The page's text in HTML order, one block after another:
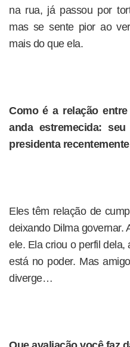
na rua, já passou por
mas se sente pior ao
mais do que ela.
Como é a relação
anda estremecida:
presidenta
Eles têm relação de
deixando Dilma governar.
ele. Ela criou o perfil
está no poder. Mas
diverge…